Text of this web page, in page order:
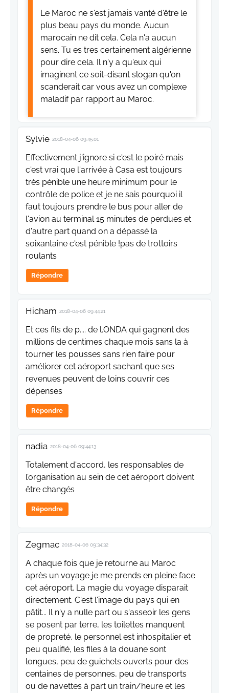
Le Maroc ne s'est jamais vanté d'être le
plus beau pays du monde. Aucun
marocain ne dit cela. Cela n'a aucun
sens. Tu es tres certainement algérienne
pour dire cela. Il n'y a qu'eux qui
imaginent ce soit-disant slogan qu'on
scanderait car vous avez un complexe
maladif par rapport au Maroc.
Sylvie 2018-04-06 09:45:01
Effectivement j'ignore si c'est le poiré mais
c'est vrai que l'arrivée à Casa est toujours
très pénible une heure minimum pour le
contrôle de police et je ne sais pourquoi il
faut toujours prendre le bus pour aller de
l'avion au terminal 15 minutes de perdues et
d'autre part quand on a dépassé la
soixantaine c'est pénible !pas de trottoirs
roulants
Répondre
Hicham 2018-04-06 09:44:21
Et ces fils de p.... de l.ONDA qui gagnent des
millions de centimes chaque mois sans la à
tourner les pousses sans rien faire pour
améliorer cet aéroport sachant que ses
revenues peuvent de loins couvrir ces
dépenses
Répondre
nadia 2018-04-06 09:44:13
Totalement d'accord, les responsables de
l’organisation au sein de cet aéroport doivent
être changés
Répondre
Zegmac 2018-04-06 09:34:32
A chaque fois que je retourne au Maroc
après un voyage je me prends en pleine face
cet aéroport. La magie du voyage disparait
directement. C'est l'image du pays qui en
pâtit... Il n'y a nulle part ou s'asseoir les gens
se posent par terre, les toilettes manquent
de propreté, le personnel est inhospitalier et
peu qualifié, les files à la douane sont
longues, peu de guichets ouverts pour des
centaines de personnes, peu de transports
ou de navettes à part un train/heure et les